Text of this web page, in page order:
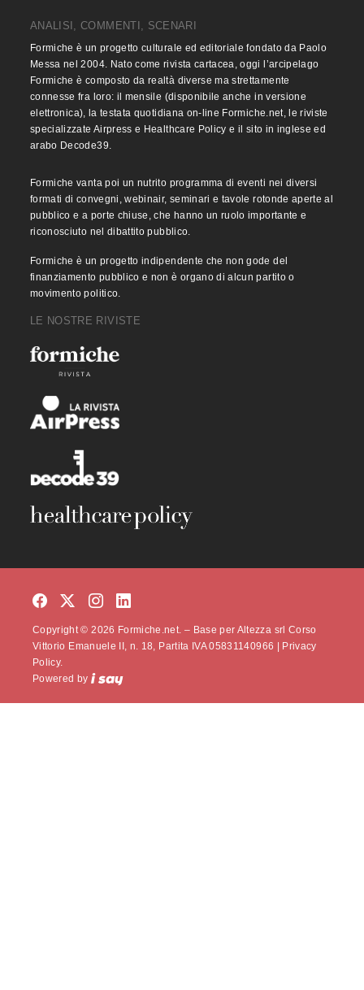
ANALISI, COMMENTI, SCENARI
Formiche è un progetto culturale ed editoriale fondato da Paolo
Messa nel 2004. Nato come rivista cartacea, oggi l’arcipelago
Formiche è composto da realtà diverse ma strettamente
connesse fra loro: il mensile (disponibile anche in versione
elettronica), la testata quotidiana on-line Formiche.net, le riviste
specializzate Airpress e Healthcare Policy e il sito in inglese ed
arabo Decode39.
Formiche vanta poi un nutrito programma di eventi nei diversi
formati di convegni, webinair, seminari e tavole rotonde aperte al
pubblico e a porte chiuse, che hanno un ruolo importante e
riconosciuto nel dibattito pubblico.
Formiche è un progetto indipendente che non gode del
finanziamento pubblico e non è organo di alcun partito o
movimento politico.
LE NOSTRE RIVISTE
Copyright © 2026 Formiche.net. – Base per Altezza srl Corso
Vittorio Emanuele II, n. 18, Partita IVA 05831140966 | Privacy
Policy.
Powered by